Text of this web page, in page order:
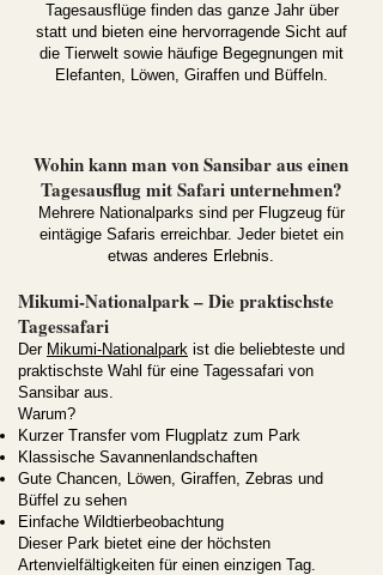
Tagesausflüge finden das ganze Jahr über
statt und bieten eine hervorragende Sicht auf
die Tierwelt sowie häufige Begegnungen mit
Elefanten, Löwen, Giraffen und Büffeln.
Wohin kann man von Sansibar aus einen
Tagesausflug mit Safari unternehmen?
Mehrere Nationalparks sind per Flugzeug für
eintägige Safaris erreichbar. Jeder bietet ein
etwas anderes Erlebnis.
Mikumi-Nationalpark – Die praktischste
Tagessafari
Der Mikumi-Nationalpark ist die beliebteste und
praktischste Wahl für eine Tagessafari von
Sansibar aus.
Warum?
Kurzer Transfer vom Flugplatz zum Park
Klassische Savannenlandschaften
Gute Chancen, Löwen, Giraffen, Zebras und
Büffel zu sehen
Einfache Wildtierbeobachtung
Dieser Park bietet eine der höchsten
Artenvielfältigkeiten für einen einzigen Tag.